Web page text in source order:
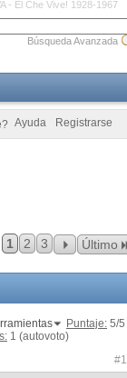
- El Che Vive! 1928-1967
1 2 3 Último
Puntaje: 5/5 |
1 (autovoto)
#1
Búsqueda Avanzada
Registrarse
Ayuda